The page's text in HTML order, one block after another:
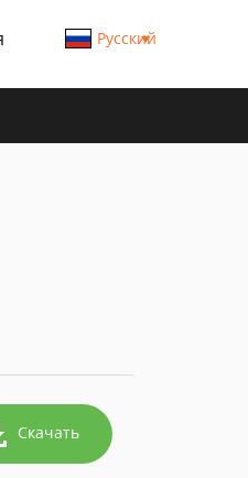
Русский
Скачать